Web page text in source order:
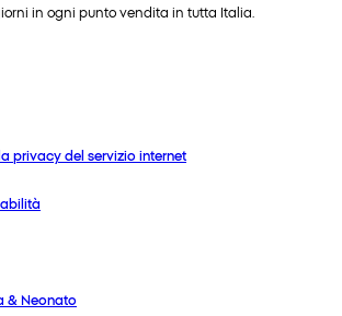
in ogni punto vendita in tutta Italia.
privacy del servizio internet
& Neonato